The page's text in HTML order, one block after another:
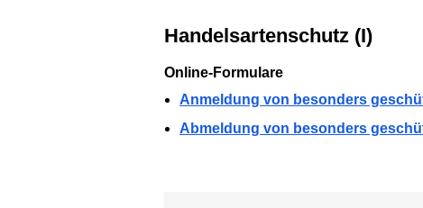
Handelsartenschutz (I)
Online-Formulare
Anmeldung von besonders
Abmeldung von besonders